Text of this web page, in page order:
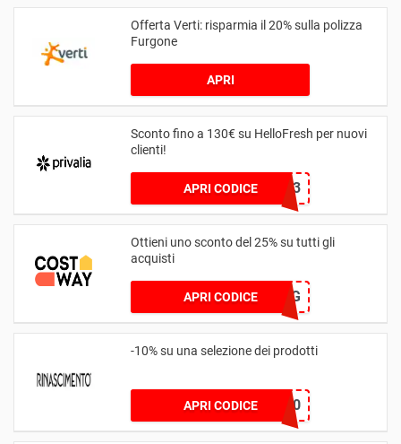
Offerta Verti: risparmia il 20% sulla polizza
Furgone
APRI
Sconto fino a 130€ su HelloFresh per nuovi
clienti!
APRI CODICEFRESHVP23
Ottieni uno sconto del 25% su tutti gli
acquisti
APRI CODICE25EDMMAG
-10% su una selezione dei prodotti
APRI CODICEENJOY10